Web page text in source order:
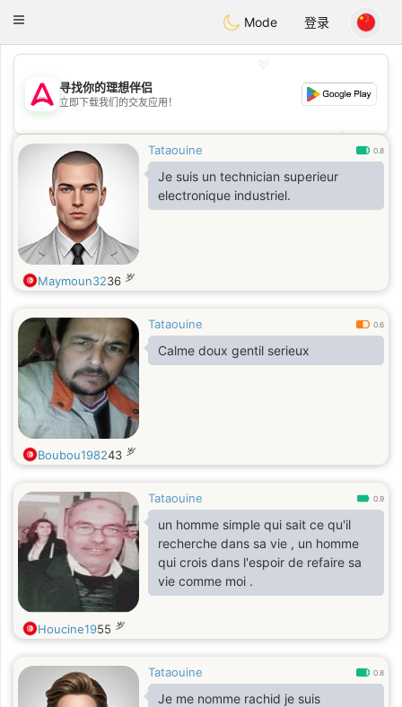
Tantôt
Toggle
Mode 登录
💖
💕
💕
寻找你的理想伴侣
立即下载我们的交友应用！
Tataouine 0.8
Je suis un technician superieur
electronique industriel.
Maymoun3236 岁
Tataouine 0.6
Calme doux gentil serieux
Boubou198243 岁
Tataouine 0.9
un homme simple qui sait ce qu'il
recherche dans sa vie , un homme
qui crois dans l'espoir de refaire sa
vie comme moi .
Houcine1955 岁
Tataouine 0.8
Je me nomme rachid je suis